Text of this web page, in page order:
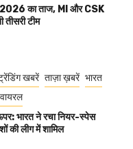
का ताज, MI और CSK
तीसरी टीम
खबरें ताज़ा ख़बरें भारत
भारत ने रचा नियर-स्पेस
की लीग में शामिल